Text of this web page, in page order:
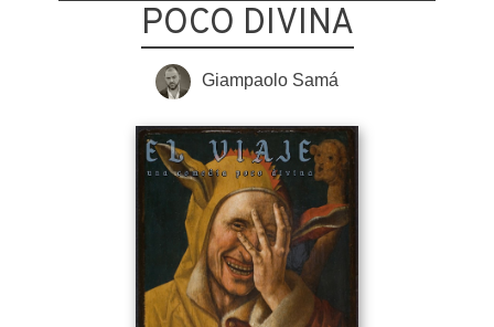
POCO DIVINA
Giampaolo Samá